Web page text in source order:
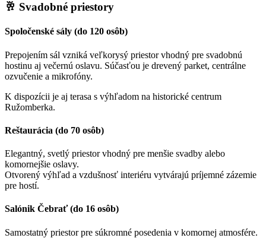
🥂 Svadobné priestory
Spoločenské sály (do 120 osôb)
Prepojením sál vzniká veľkorysý priestor vhodný pre svadobnú
hostinu aj večernú oslavu. Súčasťou je drevený parket, centrálne
ozvučenie a mikrofóny.
K dispozícii je aj terasa s výhľadom na historické centrum
Ružomberka.
Reštaurácia (do 70 osôb)
Elegantný, svetlý priestor vhodný pre menšie svadby alebo
komornejšie oslavy.
Otvorený výhľad a vzdušnosť interiéru vytvárajú príjemné zázemie
pre hostí.
Salónik Čebrať (do 16 osôb)
Samostatný priestor pre súkromné posedenia v komornej atmosfére.